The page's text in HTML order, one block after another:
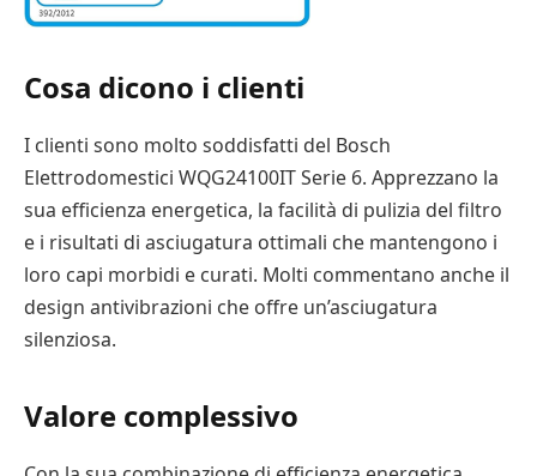
Cosa dicono i clienti
I clienti sono molto soddisfatti del Bosch
Elettrodomestici WQG24100IT Serie 6. Apprezzano la
sua efficienza energetica, la facilità di pulizia del filtro
e i risultati di asciugatura ottimali che mantengono i
loro capi morbidi e curati. Molti commentano anche il
design antivibrazioni che offre un’asciugatura
silenziosa.
Valore complessivo